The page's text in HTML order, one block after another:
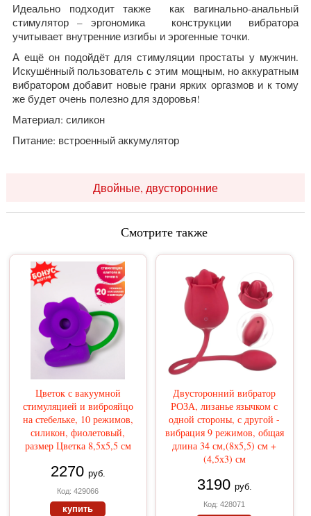
Идеально подходит также как вагинально-анальный
стимулятор – эргономика конструкции вибратора
учитывает внутренние изгибы и эрогенные точки.
А ещё он подойдёт для стимуляции простаты у мужчин.
Искушённый пользователь с этим мощным, но аккуратным
вибратором добавит новые грани ярких оргазмов и к тому
же будет очень полезно для здоровья!
Материал: силикон
Питание: встроенный аккумулятор
Двойные, двусторонние
Смотрите также
Цветок с вакуумной
стимуляцией и виброяйцо
на стебельке, 10 режимов,
силикон, фиолетовый,
размер Цветка 8,5х5,5 см
2270 руб.
Код: 429066
купить
Двусторонний вибратор
РОЗА, лизанье язычком с
одной стороны, с другой -
вибрация 9 режимов, общая
длина 34 см,(8х5,5) см +
(4,5х3) см
3190 руб.
Код: 428071